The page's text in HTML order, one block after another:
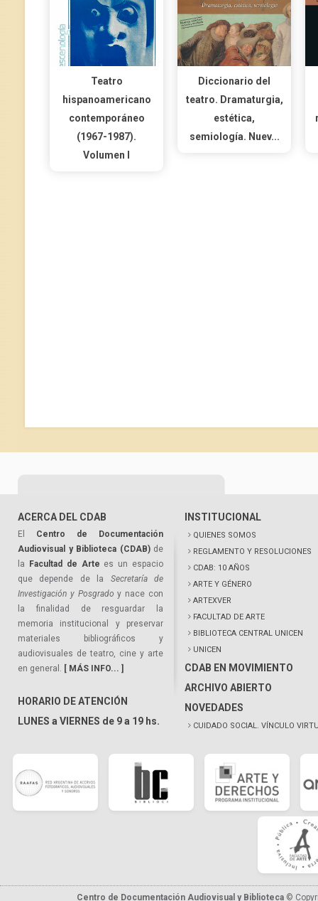
Teatro
hispanoamericano
contemporáneo
(1967-1987).
Volumen I
Diccionario del
teatro. Dramaturgia,
estética,
semiología. Nuev...
ACERCA DEL CDAB
El Centro de Documentación
Audiovisual y Biblioteca (CDAB)de
la
Facultad de Arte es un espacio
que depende de la Secretaría de
Investigación y Posgrado y nace con
la finalidad de resguardar la
memoria institucional y preservar
materiales bibliográficos y
audiovisuales de teatro, cine y arte
en general. [ MÁS INFO... ]
HORARIO DE ATENCIÓN
LUNES a VIERNES de 9 a 19 hs.
INSTITUCIONAL
QUIENES SOMOS
REGLAMENTO Y RESOLUCIONES
CDAB: 10 AÑOS
ARTE Y GÉNERO
ARTEXVER
FACULTAD DE ARTE
BIBLIOTECA CENTRAL UNICEN
UNICEN
CDAB EN MOVIMIENTO
ARCHIVO ABIERTO
NOVEDADES
CUIDADO SOCIAL. VÍNCULO
Centro de Documentación Audiovisual y Biblioteca ©